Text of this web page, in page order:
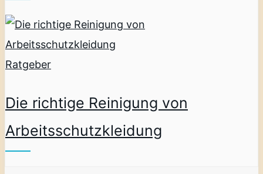
Ratgeber
Die richtige Reinigung von
Arbeitsschutzkleidung